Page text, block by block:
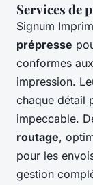
Services de
Signum
prépresse
conformes
impression.
chaque détail
impeccable.
routage,
pour les
gestion